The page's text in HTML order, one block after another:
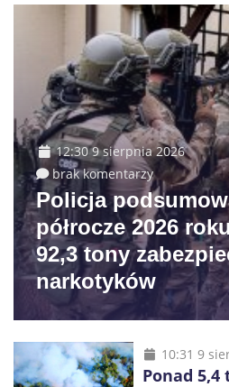
12:30 9 sierpnia 2026
brak komentarzy
Policja
półrocze 2026
92,3 tony
narkotyków
10:31 9
Ponad